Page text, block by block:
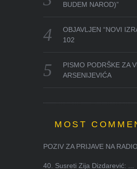
BUDEM NAROD)”
OBJAVLJEN “NOVI
102
PISMO PODRŠKE ZA
ARSENIJEVIĆA
MOST
POZIV ZA PRIJAVE NA
40. Susreti Zija Dizdarević: ...